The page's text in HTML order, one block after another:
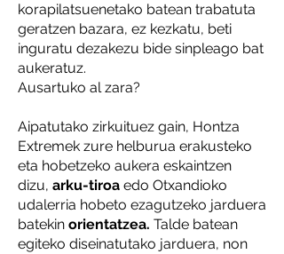
korapilatsuenetako batean trabatuta
geratzen bazara, ez kezkatu, beti
inguratu dezakezu bide sinpleago bat
aukeratuz.
Ausartuko al zara?
Aipatutako zirkuituez gain, Hontza
Extremek zure helburua erakusteko
eta hobetzeko aukera eskaintzen
dizu, arku-tiroa edo Otxandioko
udalerria hobeto ezagutzeko jarduera
batekin orientatzea. Talde batean
egiteko diseinatutako jarduera, non